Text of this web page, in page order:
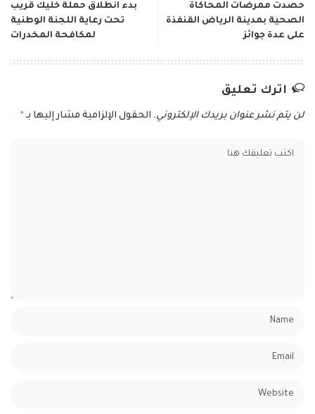
حصدت ممرضات المحاكاة
الصحية بمدينة الرياض القنفذة
على عدة جوائز
بدء انطلاق حملة خليك قريب
تحت رعاية اللجنة الوطنية
لمكافحة المخدرات
اترك تعليق
لن يتم نشر عنوان بريدك الإلكتروني. الحقول الإلزامية مشار إليها بـ *